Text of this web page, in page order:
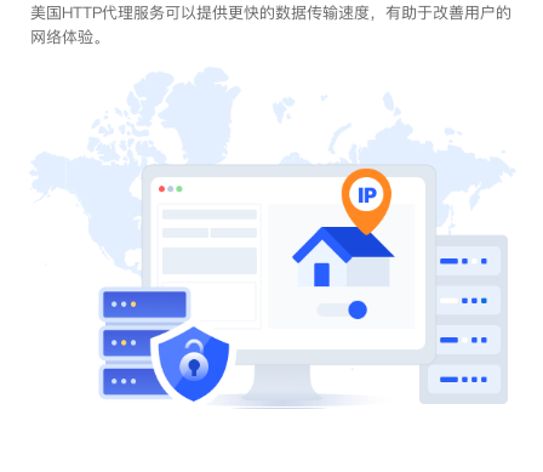
美国HTTP代理服务可以提供更快的数据传输速度，有助于改善用户的
网络体验。